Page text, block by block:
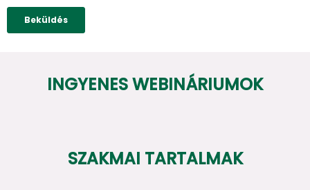
INGYENES WEBINÁRIUMOK
SZAKMAI TARTALMAK